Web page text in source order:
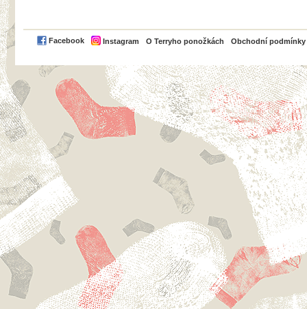
Facebook Instagram O Terryho ponožkách Obchodní podmínky
PayPal